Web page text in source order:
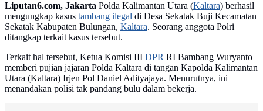
Liputan6.com, Jakarta Polda Kalimantan Utara (Kaltara) berhasil
mengungkap kasus tambang ilegal di Desa Sekatak Buji Kecamatan
Sekatak Kabupaten Bulungan, Kaltara. Seorang anggota Polri
ditangkap terkait kasus tersebut.
Terkait hal tersebut, Ketua Komisi III DPR RI Bambang Wuryanto
memberi pujian jajaran Polda Kaltara di tangan Kapolda Kalimantan
Utara (Kaltara) Irjen Pol Daniel Adityajaya. Menurutnya, ini
menandakan polisi tak pandang bulu dalam bekerja.